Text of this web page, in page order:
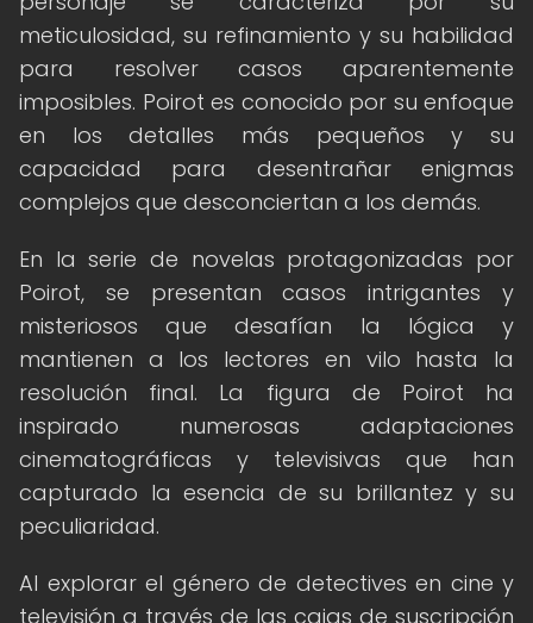
meticulosidad, su refinamiento y su habilidad
para resolver casos aparentemente
imposibles. Poirot es conocido por su enfoque
en los detalles más pequeños y su
capacidad para desentrañar enigmas
complejos que desconciertan a los demás.
En la serie de novelas protagonizadas por
Poirot, se presentan casos intrigantes y
misteriosos que desafían la lógica y
mantienen a los lectores en vilo hasta la
resolución final. La figura de Poirot ha
inspirado numerosas adaptaciones
cinematográficas y televisivas que han
capturado la esencia de su brillantez y su
peculiaridad.
Al explorar el género de detectives en cine y
televisión a través de las cajas de suscripción